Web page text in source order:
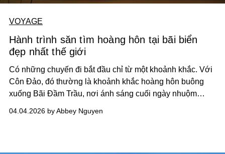
VOYAGE
Hành trình săn tìm hoàng hôn tại bãi biển
đẹp nhất thế giới
Có những chuyến đi bắt đầu chỉ từ một khoảnh khắc. Với
Côn Đảo, đó thường là khoảnh khắc hoàng hôn buông
xuống Bãi Đầm Trầu, nơi ánh sáng cuối ngày nhuộm
04.04.2026 by Abbey Nguyen